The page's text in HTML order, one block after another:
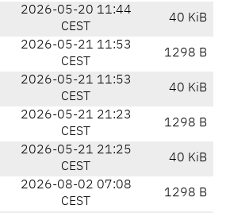
2026-05-20 11:44
CEST
40 KiB
2026-05-21 11:53
CEST
1298 B
2026-05-21 11:53
CEST
40 KiB
2026-05-21 21:23
CEST
1298 B
2026-05-21 21:25
CEST
40 KiB
2026-08-02 07:08
CEST
1298 B